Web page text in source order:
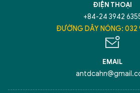
ĐIỆN THOẠI
+84-24 3942
ĐƯỜNG DÂY NÓNG: 032
EMAIL